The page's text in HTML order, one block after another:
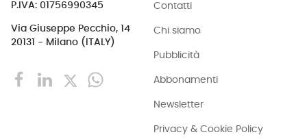
P.IVA: 01756990345
Via Giuseppe Pecchio, 14
20131 - Milano (ITALY)
Contatti
Chi siamo
Pubblicità
Abbonamenti
Newsletter
Privacy & Cookie Policy